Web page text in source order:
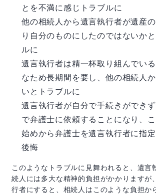
とを不満に感じトラブルに
他の相続人から遺言執行者が遺産
り自分のものにしたのではないか
ルに
遺言執行者は精一杯取り組んでい
なため長期間を要し、他の相続人
いとトラブルに
遺言執行者が自分で手続きができ
で弁護士に依頼することになり、
始めから弁護士を遺言執行者に指
後悔
このようなトラブルに見舞われると、遺言
続人には多大な精神的負担がかかりますが
行者にすると、相続人はこのような負担か